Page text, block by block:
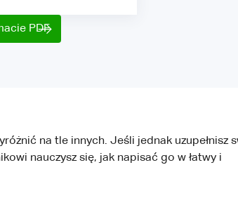
PDF
na tle innych. Jeśli jednak uzupełnisz
nauczysz się, jak napisać go w łatwy i